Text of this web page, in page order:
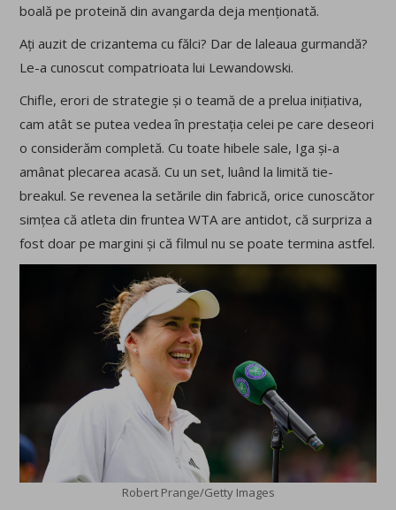
boală pe proteină din avangarda deja menționată.
Ați auzit de crizantema cu fălci? Dar de laleaua gurmandă?
Le-a cunoscut compatrioata lui Lewandowski.
Chifle, erori de strategie și o teamă de a prelua inițiativa,
cam atât se putea vedea în prestația celei pe care deseori
o considerăm completă. Cu toate hibele sale, Iga și-a
amânat plecarea acasă. Cu un set, luând la limită tie-
breakul. Se revenea la setările din fabrică, orice cunoscător
simțea că atleta din fruntea WTA are antidot, că surpriza a
fost doar pe margini și că filmul nu se poate termina astfel.
Robert Prange/Getty Images